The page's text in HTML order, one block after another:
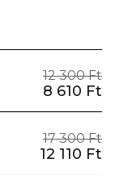
12 300 Ft
8 610 Ft
17 300 Ft
12 110 Ft